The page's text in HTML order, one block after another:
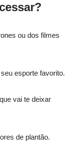
ou dos filmes
esporte favorito.
vai te deixar
de plantão.